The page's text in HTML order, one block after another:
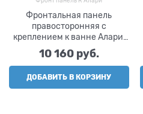
Фронтальная панель
правосторонняя с
креплением к ванне Алари,
RADOMIR VANNESA
10 160 руб.
ДОБАВИТЬ В КОРЗИНУ